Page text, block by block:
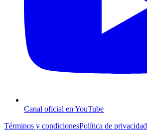
Canal oficial en YouTube
Términos y condicionesPolítica de privacidad